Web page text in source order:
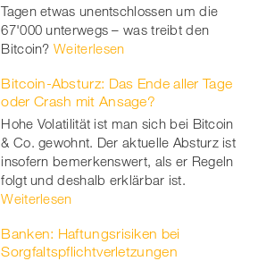
Tagen etwas unentschlossen um die
67'000 unterwegs – was treibt den
Bitcoin? Weiterlesen
Bitcoin-Absturz: Das Ende aller Tage
oder Crash mit Ansage?
Hohe Volatilität ist man sich bei Bitcoin
& Co. gewohnt. Der aktuelle Absturz ist
insofern bemerkenswert, als er Regeln
folgt und deshalb erklärbar ist.
Weiterlesen
Banken: Haftungsrisiken bei
Sorgfaltspflichtverletzungen